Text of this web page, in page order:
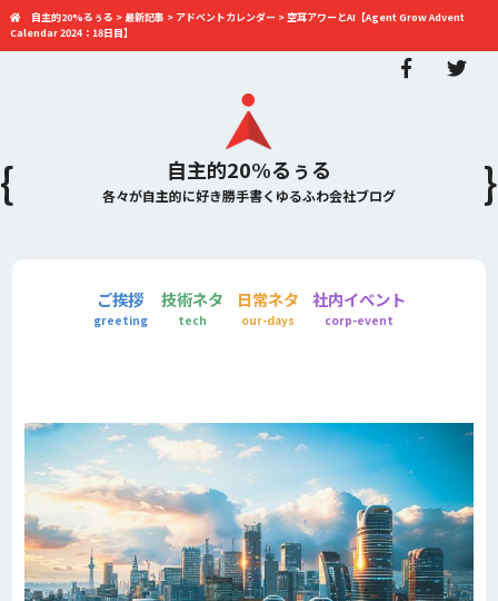
自主的20%るぅる
各々が自主的に好き勝手書くゆるふわ会社ブログ
自主的20%るぅる > 最新記事 > アドベントカレンダー >空耳アワーとAI【Agent Grow Advent
Calendar 2024：18日目】
ご挨拶
greeting
技術ネタ
tech
日常ネタ
our-days
社内イベント
corp-event